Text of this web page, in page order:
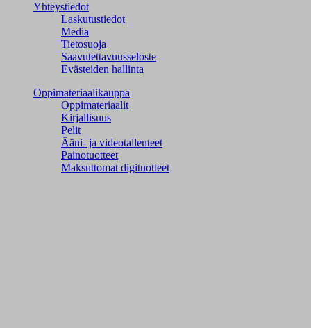
Yhteystiedot
Laskutustiedot
Media
Tietosuoja
Saavutettavuusseloste
Evästeiden hallinta
Oppimateriaalikauppa
Oppimateriaalit
Kirjallisuus
Pelit
Ääni- ja videotallenteet
Painotuotteet
Maksuttomat digituotteet